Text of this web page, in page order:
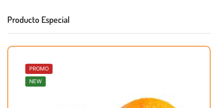
Producto Especial
PROMO
NEW